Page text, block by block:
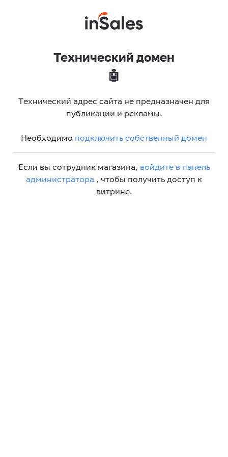
Технический домен
🤖
Технический адрес сайта не предназначен для
публикации и рекламы.
Необходимо подключить собственный домен
Если вы сотрудник магазина, войдите в панель
администратора , чтобы получить доступ к
витрине.